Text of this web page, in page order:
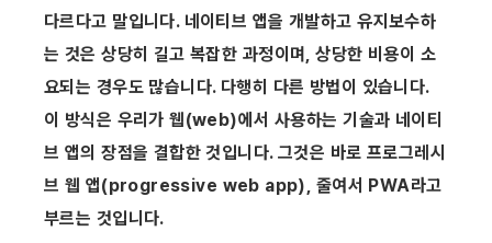
다르다고 말입니다. 네이티브 앱을 개발하고 유지보수하
는 것은 상당히 길고 복잡한 과정이며, 상당한 비용이 소
요되는 경우도 많습니다. 다행히 다른 방법이 있습니다.
이 방식은 우리가 웹(web)에서 사용하는 기술과 네이티
브 앱의 장점을 결합한 것입니다. 그것은 바로 프로그레시
브 웹 앱(progressive web app), 줄여서 PWA라고
부르는 것입니다.